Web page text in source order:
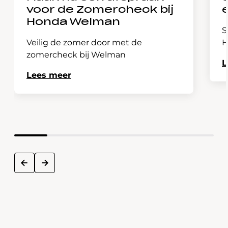
voor de Zomercheck bij
Honda Welman
Veilig de zomer door met de
zomercheck bij Welman
Lees meer
prev next